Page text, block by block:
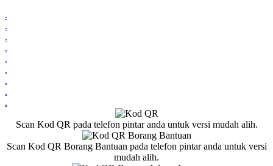
.
.
.
.
.
.
.
.
.
Scan Kod QR pada telefon pintar anda untuk versi mudah alih.
Scan Kod QR Borang Bantuan pada telefon pintar anda untuk versi
mudah alih.